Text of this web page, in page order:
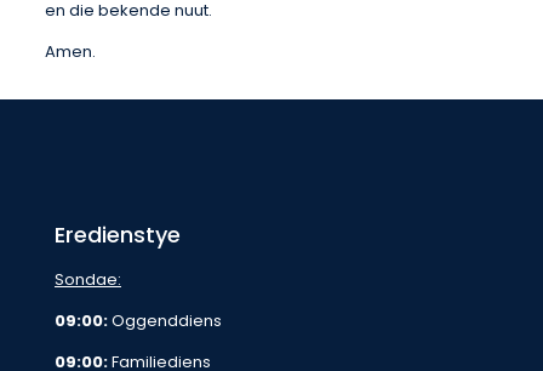
en die bekende nuut.
Amen.
Eredienstye
Sondae:
09:00:Oggenddiens
09:00:Familiediens